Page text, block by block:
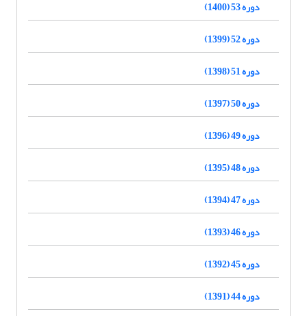
دوره 53 (1400)
دوره 52 (1399)
دوره 51 (1398)
دوره 50 (1397)
دوره 49 (1396)
دوره 48 (1395)
دوره 47 (1394)
دوره 46 (1393)
دوره 45 (1392)
دوره 44 (1391)